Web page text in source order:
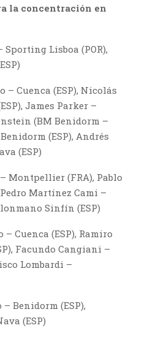
la concentración en
Lisboa (POR),
– Cuenca (ESP), Nicolás
James Parker –
(BM Benidorm –
(ESP), Andrés
(ESP)
Montpellier (FRA), Pablo
Martínez Cami –
Sinfín (ESP)
Cuenca (ESP), Ramiro
Facundo Cangiani –
Lombardi –
Benidorm (ESP),
(ESP)